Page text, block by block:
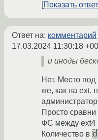
Показать
Ответ на: комментарий
17.03.2024 11:30:18
и иноды
Нет. Место под
же, как на ext,
Просто
ФС между ext4
Количество в